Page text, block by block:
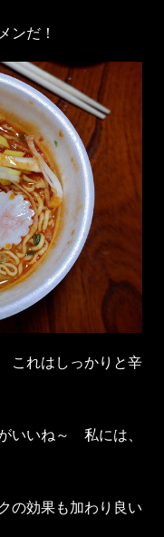
だ！
これはしっかりと辛
いいね～ 私には、
の効果も加わり良い